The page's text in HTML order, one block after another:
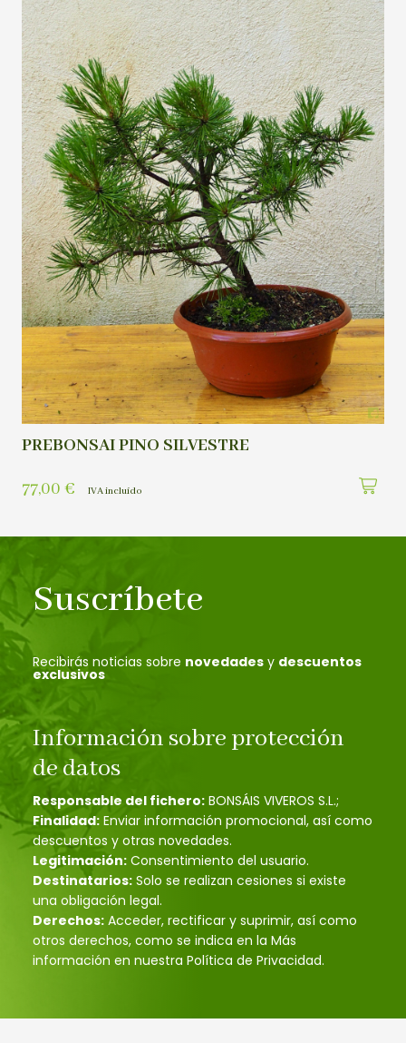
PREBONSAI PINO SILVESTRE
77,00 € IVA incluído
Suscríbete
Recibirás noticias sobre novedades y descuentos
exclusivos
Información sobre protección
de datos
Responsable del fichero: BONSÁIS VIVEROS S.L.;
Finalidad: Enviar información promocional, así como
descuentos y otras novedades.
Legitimación: Consentimiento del usuario.
Destinatarios: Solo se realizan cesiones si existe
una obligación legal.
Derechos: Acceder, rectificar y suprimir, así como
otros derechos, como se indica en la Más
información en nuestra Política de Privacidad.